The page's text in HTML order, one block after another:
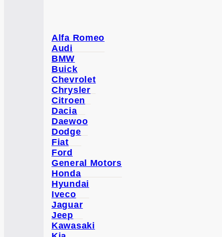
Alfa Romeo
Audi
BMW
Buick
Chevrolet
Chrysler
Citroen
Dacia
Daewoo
Dodge
Fiat
Ford
General Motors
Honda
Hyundai
Iveco
Jaguar
Jeep
Kawasaki